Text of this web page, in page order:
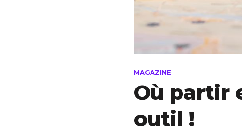
MAGAZINE
Où partir
outil !